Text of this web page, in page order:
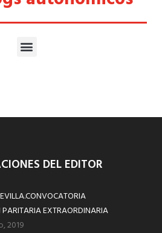
DEL EDITOR
EXTRAORDINARIA
2019